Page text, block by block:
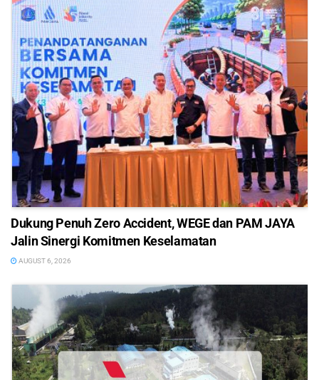
Dukung Penuh Zero Accident, WEGE dan PAM JAYA
Jalin Sinergi Komitmen Keselamatan
AUGUST 6, 2026